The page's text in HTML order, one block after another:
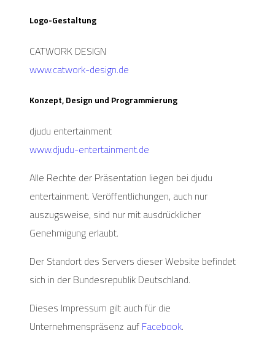
Logo-Gestaltung
CATWORK DESIGN
www.catwork-design.de
Konzept, Design und Programmierung
djudu entertainment
www.djudu-entertainment.de
Alle Rechte der Präsentation liegen bei djudu
entertainment. Veröffentlichungen, auch nur
auszugsweise, sind nur mit ausdrücklicher
Genehmigung erlaubt.
Der Standort des Servers dieser Website befindet
sich in der Bundesrepublik Deutschland.
Dieses Impressum gilt auch für die
Unternehmenspräsenz aufFacebook.